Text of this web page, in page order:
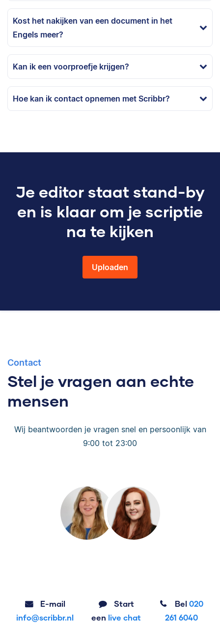
Kost het nakijken van een document in het
Engels meer?
Kan ik een voorproefje krijgen?
Hoe kan ik contact opnemen met Scribbr?
Je editor staat stand-by
en is klaar om je scriptie
na te kijken
Uploaden
Contact
Stel je vragen aan echte
mensen
Wij beantwoorden je vragen snel en persoonlijk van
9:00 tot 23:00
E-mail
info@scribbr.nl
Start
een live chat
Bel020
261 6040